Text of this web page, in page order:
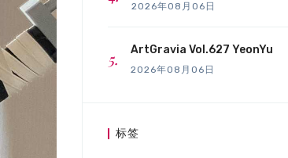
2026年08月06日
ArtGravia Vol.627 YeonYu
2026年08月06日
标签